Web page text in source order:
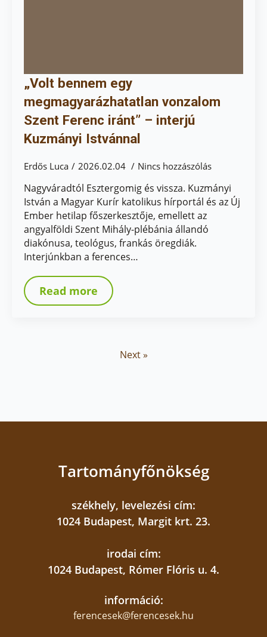
„Volt bennem egy
megmagyarázhatatlan vonzalom
Szent Ferenc iránt” – interjú
Kuzmányi Istvánnal
Erdős Luca 2026.02.04 Nincs hozzászólás
Nagyváradtól Esztergomig és vissza. Kuzmányi
István a Magyar Kurír katolikus hírportál és az Új
Ember hetilap főszerkesztője, emellett az
angyalföldi Szent Mihály-plébánia állandó
diakónusa, teológus, frankás öregdiák.
Interjúnkban a ferences…
Read more
Next »
Tartományfőnökség
székhely, levelezési cím:
1024 Budapest, Margit krt. 23.
irodai cím:
1024 Budapest, Rómer Flóris u. 4.
információ:
ferencesek@ferencesek.hu